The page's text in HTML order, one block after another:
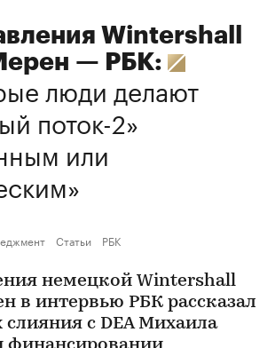
Wintershall
— РБК:
люди делают
поток-2»
или
Статьи РБК
немецкой Wintershall
в интервью РБК рассказал
слияния с DEA Михаила